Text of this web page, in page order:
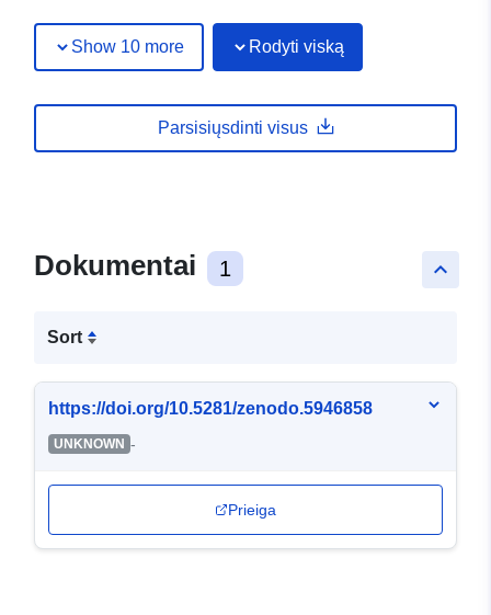
Show 10 more Rodyti viską
Parsisiųsdinti visus
keyboard_arrow_up
Dokumentai 1
Sort
https://doi.org/10.5281/zenodo.5946858
UNKNOWN -
Prieiga